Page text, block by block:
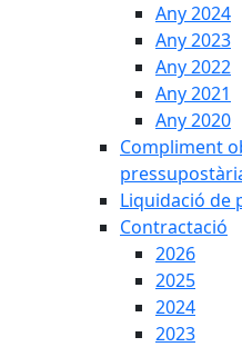
Any 2024
Any 2023
Any 2022
Any 2021
Any 2020
Compliment
Liquidació de
Contractació
2026
2025
2024
2023